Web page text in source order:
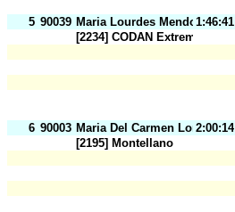
5 90039 Maria Lourdes Mendoza1:46:41
[2234] CODAN Extremadura
6 90003 Maria Del Carmen Lora2:00:14
[2195] Montellano